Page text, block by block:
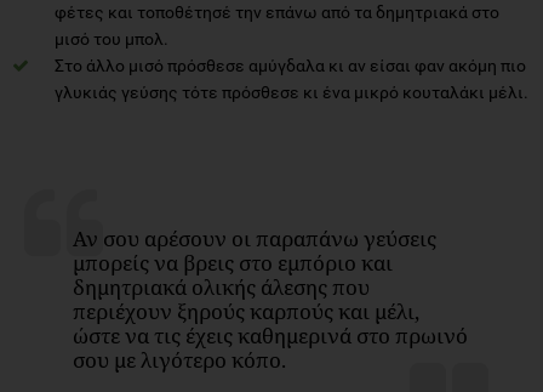
φέτες και τοποθέτησέ την επάνω από τα δημητριακά στο
μισό του μπολ.
Στο άλλο μισό πρόσθεσε αμύγδαλα κι αν είσαι φαν ακόμη πιο
γλυκιάς γεύσης τότε πρόσθεσε κι ένα μικρό κουταλάκι μέλι.
Αν σου αρέσουν οι παραπάνω γεύσεις
μπορείς να βρεις στο εμπόριο και
δημητριακά ολικής άλεσης που
περιέχουν ξηρούς καρπούς και μέλι,
ώστε να τις έχεις καθημερινά στο πρωινό
σου με λιγότερο κόπο.